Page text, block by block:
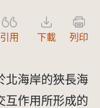
引用 下載 列印
北海岸的狹長海
互作用所形成的